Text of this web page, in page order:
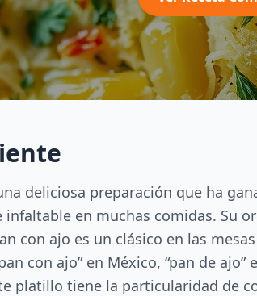
deliciosa preparación que ha
infaltable en muchas comidas. Su
con ajo es un clásico en las
con ajo” en México, “pan de
platillo tiene la particularidad de